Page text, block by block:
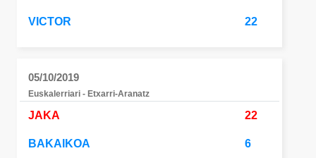
VICTOR 22
05/10/2019
Euskalerriari - Etxarri-Aranatz
JAKA 22
BAKAIKOA 6